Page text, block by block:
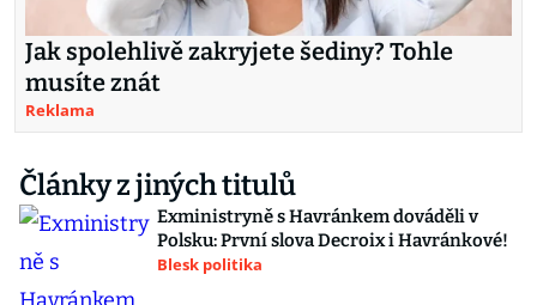
Jak spolehlivě zakryjete šediny? Tohle
musíte znát
Reklama
Články z jiných titulů
Exministryně s Havránkem dováděli v
Polsku: První slova Decroix i Havránkové!
Blesk politika